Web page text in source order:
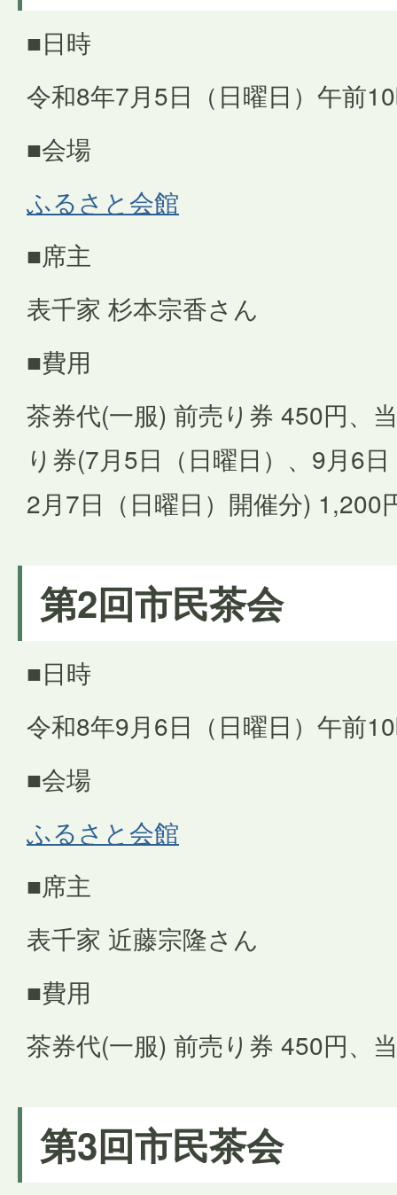
■日時
令和8年7月5日（日曜日）午前
■会場
ふるさと会館
■席主
表千家 杉本宗香さん
■費用
茶券代(一服) 前売り券 450円、
り券(7月5日（日曜日）、9月6
2月7日（日曜日）開催分) 1,200
第2回市民茶会
■日時
令和8年9月6日（日曜日）午前
■会場
ふるさと会館
■席主
表千家 近藤宗隆さん
■費用
茶券代(一服) 前売り券 450円、
第3回市民茶会